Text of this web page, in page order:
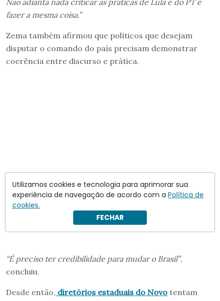
fazer a mesma coisa.”
Zema também afirmou que políticos que desejam
disputar o comando do país precisam demonstrar
coerência entre discurso e prática.
“É preciso ter credibilidade para mudar o Brasil”,
concluiu.
Desde então, diretórios estaduais do Novo tentam
Utilizamos cookies e tecnologia para aprimorar sua
experiência de navegação de acordo com a Política de
cookies.
FECHAR